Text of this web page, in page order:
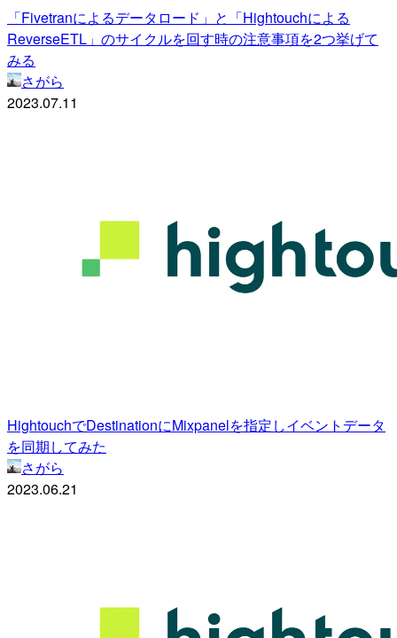
「Fivetranによるデータロード」と「Hightouchによる
ReverseETL」のサイクルを回す時の注意事項を2つ挙げて
みる
さがら
2023.07.11
HightouchでDestinationにMixpanelを指定しイベントデータ
を同期してみた
さがら
2023.06.21